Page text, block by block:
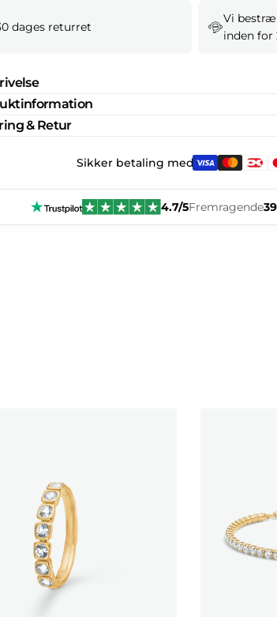
dages returret
Vi
inden for
& Retur
Sikker betaling med:
4.7/5Fremragende